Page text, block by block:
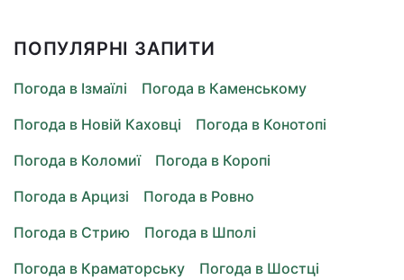
ПОПУЛЯРНІ ЗАПИТИ
Погода в Ізмаїлі
Погода в Каменському
Погода в Новій Каховці
Погода в Конотопі
Погода в Коломиї
Погода в Коропі
Погода в Арцизі
Погода в Ровно
Погода в Стрию
Погода в Шполі
Погода в Краматорську
Погода в Шостці